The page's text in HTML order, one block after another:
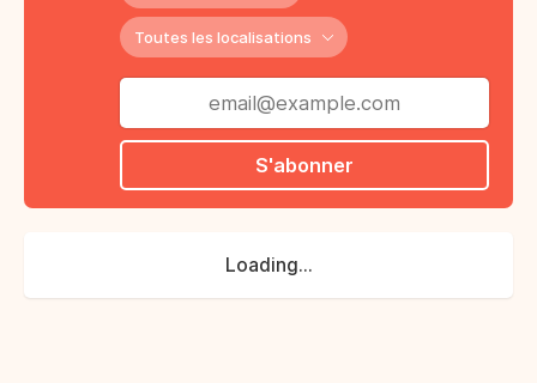
Toutes les localisations
S'abonner
Loading...